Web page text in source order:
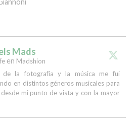
Mads
en Madshion
de la fotografía y la música me fui
en distintos géneros musicales para
mi punto de vista y con la mayor